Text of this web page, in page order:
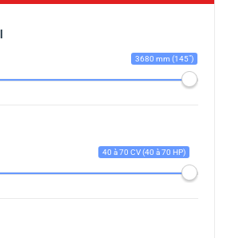
3680 mm (145")
40 à 70 CV (40 à 70 HP)